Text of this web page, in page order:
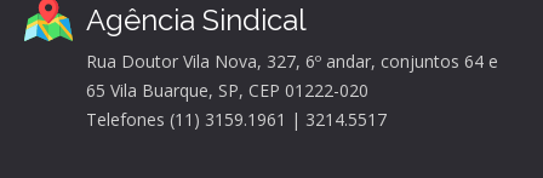
Agência Sindical
Rua Doutor Vila Nova, 327, 6º andar, conjuntos 64 e
65 Vila Buarque, SP, CEP 01222-020
Telefones (11) 3159.1961 | 3214.5517